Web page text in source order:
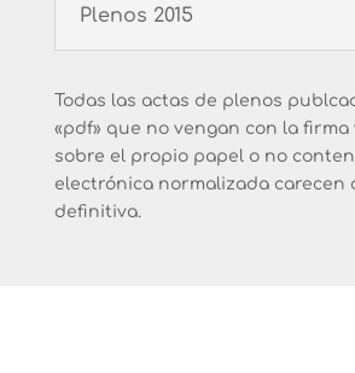
Plenos 2015
Todas las actas de plenos
«pdf» que no vengan con la firma
sobre el propio papel o no
electrónica normalizada carecen
definitiva.